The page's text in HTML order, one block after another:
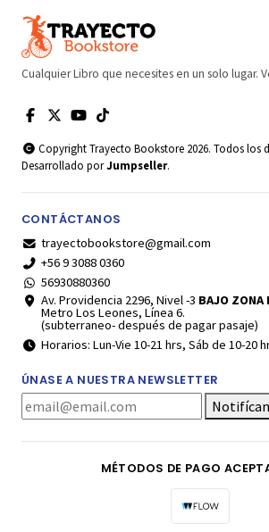
Cualquier Libro que necesites en un solo lugar.
Copyright Trayecto Bookstore 2026. Todos los
Desarrollado porJumpseller.
CONTÁCTANOS
trayectobookstore@gmail.com
+56 9 3088 0360
56930880360
Av. Providencia 2296, Nivel -3 BAJO ZONA
Metro Los Leones, Línea 6.
(subterraneo- después de pagar pasaje)
Horarios: Lun-Vie 10-21 hrs, Sáb de 10-20
ÚNASE A NUESTRA NEWSLETTER
MÉTODOS DE PAGO